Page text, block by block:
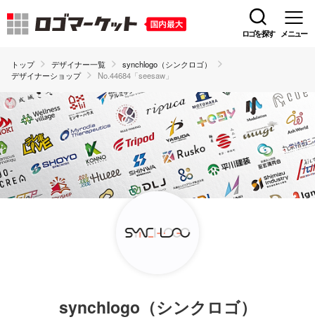
ロゴを探す メニュー
トップ デザイナー一覧
synchlogo（シンクロゴ）
デザイナーショップ
No.44684「seesaw」
synchlogo（シンクロゴ）